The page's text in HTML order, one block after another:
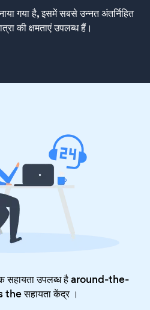
गया है, इसमें सबसे उन्नत अंतर्निहित
की क्षमताएं उपलब्ध हैं।
उपलब्ध है around-the-
theसहायता केंद्र।